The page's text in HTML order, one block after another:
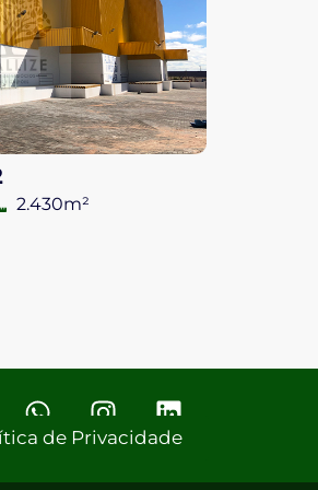
2.430m²
de Privacidade